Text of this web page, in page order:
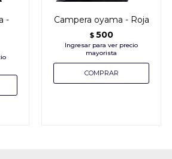
-
Campera oyama - Roja
$ 500